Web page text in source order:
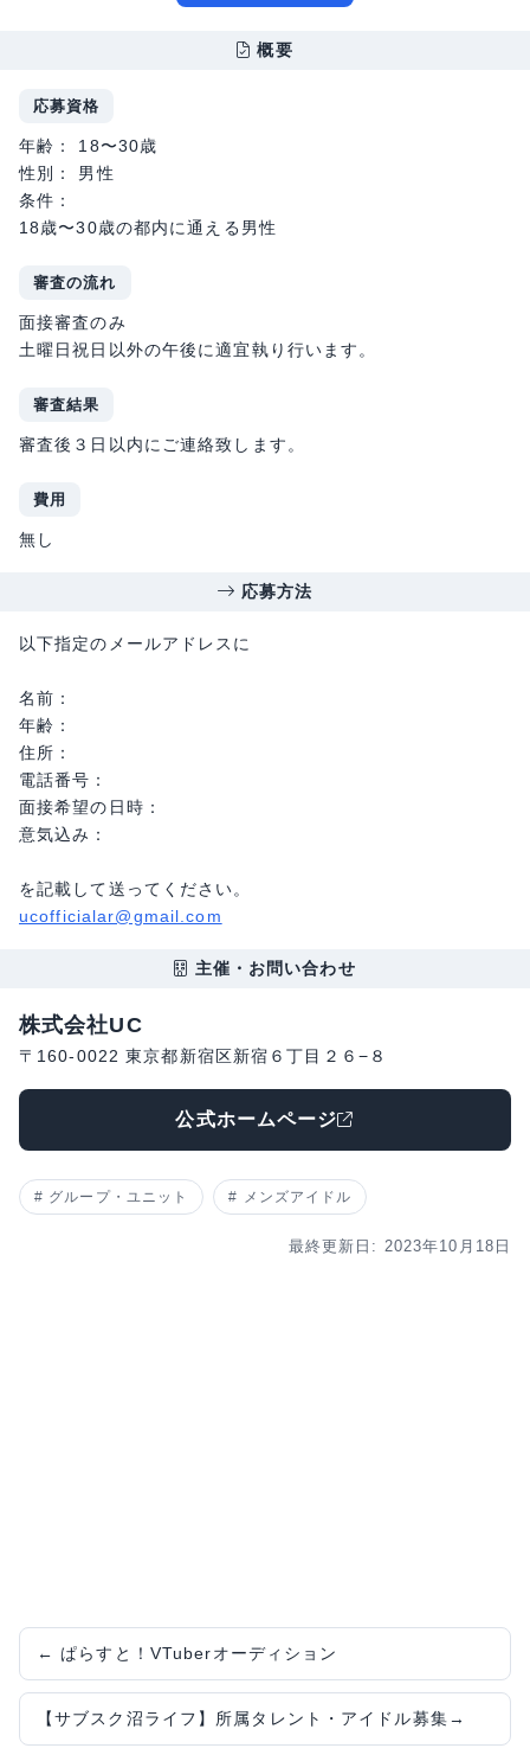
概要
応募資格
年齢： 18〜30歳
性別： 男性
条件：
18歳〜30歳の都内に通える男性
審査の流れ
面接審査のみ
土曜日祝日以外の午後に適宜執り行います。
審査結果
審査後３日以内にご連絡致します。
費用
無し
応募方法
以下指定のメールアドレスに
名前：
年齢：
住所：
電話番号：
面接希望の日時：
意気込み：
を記載して送ってください。
ucofficialar@gmail.com
主催・お問い合わせ
株式会社UC
〒160-0022 東京都新宿区新宿６丁目２６−８
公式ホームページ
グループ・ユニット メンズアイドル
最終更新日: 2023年10月18日
← ぱらすと！VTuberオーディション
【サブスク沼ライフ】所属タレント・アイドル募集→